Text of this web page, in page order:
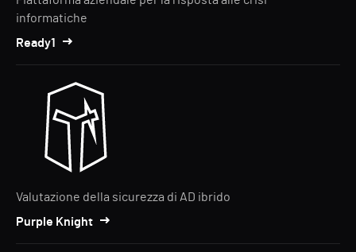
informatiche
Ready1
Valutazione della sicurezza di AD ibrido
Purple Knight